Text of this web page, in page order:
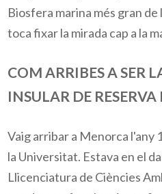
Biosfera marina més gran
toca fixar la mirada cap a la
COM ARRIBES A SER
INSULAR DE RESERVA
Vaig arribar a Menorca l'any
la Universitat. Estava en el
Llicenciatura de Ciències